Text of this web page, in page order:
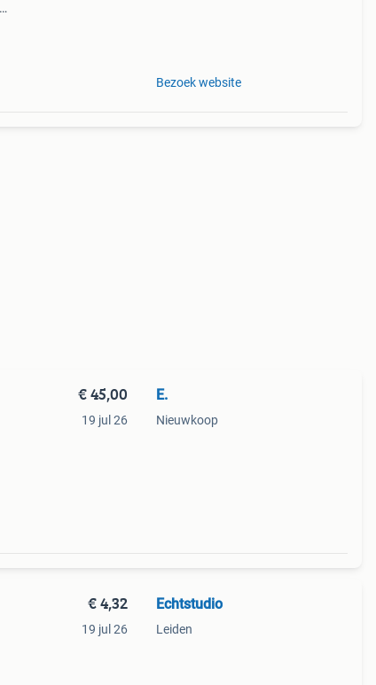
Bezoek website
€ 45,00
19 jul 26
E.
Nieuwkoop
€ 4,32
19 jul 26
Echtstudio
Leiden